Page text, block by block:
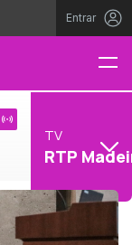
Entrar
TV
RTP